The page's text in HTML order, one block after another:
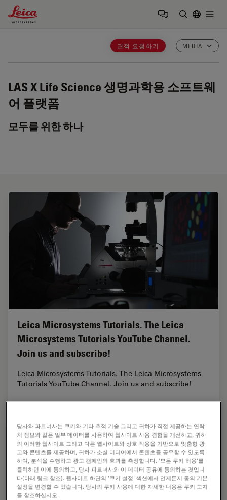
Leica Microsystems Logo
견적 요청하기 MEDIA
LAS X Life Science 생명과학용 소프트웨
어 플랫폼
모두를 위한 하나
Leica Microsystems Tutorials. The Leica
Microsystems Tutorials YouTube Channel.
Join us and subscribe!
Leica Microsystems Tutorials. The Leica Microsystems
Tutorials YouTube Channel. Join us and subscribe!
당사와 파트너사는 쿠키와 기타 추적 기술 그리고 귀하가 직접 제공하는 연락
처 정보와 같은 일부 데이터를 사용하여 웹사이트 사용 경험을 개선하고, 귀하
의 이러한 웹사이트 그리고 다른 웹사이트와 상호 작용을 기반으로 맞춤형 광
고와 콘텐츠를 제공하며, 귀하가 소셜 미디어에서 콘텐츠를 공유할 수 있도록
하여, 분석을 수행하고 광고 캠페인의 효과를 측정합니다. '모든 쿠키 허용'를
클릭하면 이에 동의하고, 당사 파트너사와 이 데이터 공유에 동의하는 것입니
다(아래 링크 참조). 웹사이트 하단의 '쿠키 설정' 섹션에서 언제든지 동의 기본
설정을 변경할 수 있습니다. 당사의 쿠키 사용에 대한 자세한 내용은 쿠키 고지
를 참조하십시오.